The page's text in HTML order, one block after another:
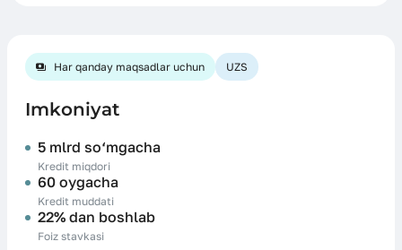
Har qanday maqsadlar uchun UZS
Imkoniyat
5 mlrd so‘mgacha
Kredit miqdori
60 oygacha
Kredit muddati
22% dan boshlab
Foiz stavkasi